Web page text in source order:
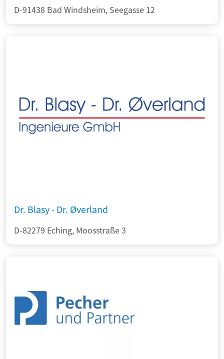
D-91438 Bad Windsheim, Seegasse 12
Dr. Blasy - Dr. Øverland
D-82279 Eching, Moosstraße 3